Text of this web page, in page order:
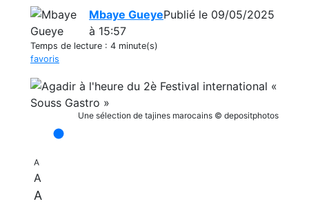
Mbaye GueyePublié le 09/05/2025
à 15:57
Temps de lecture : 4 minute(s)
favoris
Une sélection de tajines marocains © depositphotos
A
A
A